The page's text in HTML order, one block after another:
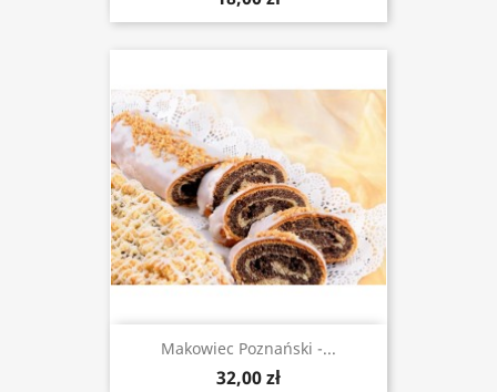
Makowiec Poznański -...
32,00 zł